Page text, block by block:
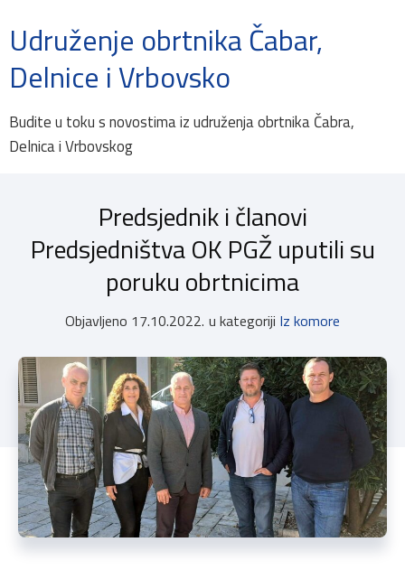
Udruženje obrtnika Čabar,
Delnice i Vrbovsko
Budite u toku s novostima iz udruženja obrtnika Čabra,
Delnica i Vrbovskog
Predsjednik i članovi
Predsjedništva OK PGŽ uputili su
poruku obrtnicima
Objavljeno 17.10.2022. u kategoriji Iz komore